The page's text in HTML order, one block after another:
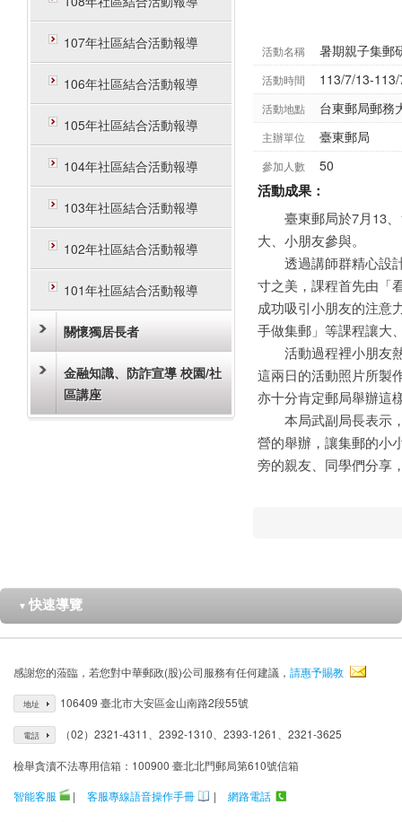
107年社區結合活動報導
106年社區結合活動報導
105年社區結合活動報導
104年社區結合活動報導
103年社區結合活動報導
102年社區結合活動報導
101年社區結合活動報導
關懷獨居長者
金融知識、防詐宣導 校園/社
區講座
活動名稱 暑期親子集郵
活動時間 113/7/13-
活動地點 台東郵局郵務
主辦單位 臺東郵局
參加人數 50
活動成果：
臺東郵局於7月13、
大、小朋友參與。
透過講師群精心設計
寸之美，課程首先由「
成功吸引小朋友的注意
手做集郵」等課程讓大
活動過程裡小朋友熱
這兩日的活動照片所製
亦十分肯定郵局舉辦這
本局武副局長表示，
營的舉辦，讓集郵的小
旁的親友、同學們分享
▼ 快速導覽
感謝您的蒞臨，若您對中華郵政(股)公司服務有任何建議， 請惠予賜教
地址 106409 臺北市大安區金山南路2段55號
電話 （02）2321-4311、2392-1310、2393-1261、2321-3625
檢舉貪瀆不法專用信箱：100900 臺北北門郵局第610號信箱
智能客服
| 客服專線語音操作手冊 |
網路電話